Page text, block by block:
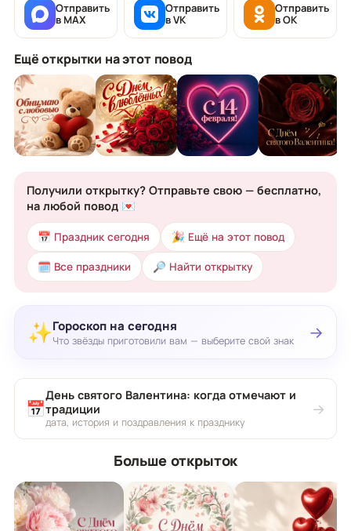
Отправить
в MAX
Отправить
в VK
Отправить
в OK
Ещё открытки на этот повод
Получили открытку? Отправьте свою — бесплатно,
на любой повод 💌
📅 Праздник сегодня 🎉 Ещё на этот повод
🗓 Все праздники 🔎 Найти открытку
✨Гороскоп на сегодня
Что звёзды приготовили вам — выберите свой знак →
📅
День святого Валентина: когда отмечают и
традиции
дата, история и поздравления к празднику
→
Больше открыток